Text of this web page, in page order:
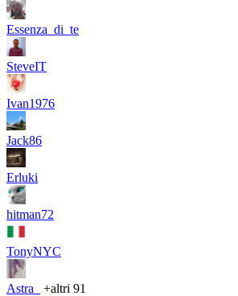
Essenza_di_te
SteveIT
Ivan1976
Jack86
Erluki
hitman72
TonyNYC
Astra_ +altri 91